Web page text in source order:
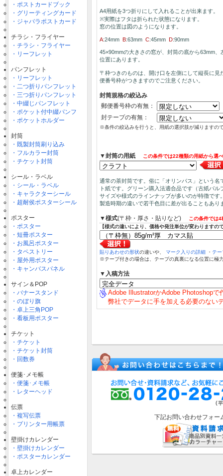
・ポストカードブック
・グリーティングカード
・ジャバラポストカード
チラシ・フライヤー
・チラシ・フライヤー
・リーフレット
パンフレット
・リーフレット
・二つ折りパンフレット
・三つ折りパンフレット
・中綴じパンフレット
・ポケット付中綴パンフ
・ポケットホルダー
封筒
・既製封筒刷り込み
・フルカラー封筒
・チケット封筒
シール・ラベル
・シール・ラベル
・キャラクターシール
・超耐侯ポスターシール
ポスター
・ポスター
・短冊ポスター
・お風呂ポスター
・タペストリー
・屋外用ポスター
・キャンバスパネル
サイン＆POP
・バナースタンド
・のぼり旗
・卓上三角POP
・看板用ポスター
チケット
・チケット
・チケット封筒
・回数券
便箋･メモ帳
・便箋･メモ帳
・レターヘッド
伝票
・複写伝票
・プリンター用帳票
壁掛けカレンダー
・壁掛けカレンダー
・ポスターカレンダー
卓上カレンダー
A4用紙を3つ折りにして入れることが出来ます。
※実際はフタは折られた状態になります。
窓の位置は図のようになります。
A:24mm B:63mm C:45mm D:90mm
45×90mmの大きさの窓が、封筒の底から63mm、
位置にあります。
〒枠つきのものは、開け口を左側にして縦長に見
便番号枠がつきますのでご注意ください。
封筒規格の絞込み
郵便番号枠の有無：
封テープの有無：
※条件の絞込みを行うと、用紙の選択肢が減りますの
▼封筒の用紙 この条件では22種類の用紙から選
通常の茶封筒です。俗に「オリンパス」という名
ト紙です。グリーン購入法適合品です（古紙パル
サイズや様式のラインナップが多いのが特徴です
製造時期の違いで若干色目に差が出ることもあり
▼様式(〒枠・厚さ・貼りなど)
この条件では
【様式の違いにより、価格や発注単位が変わります
貼りあわせの形状の違いや、 マーク入りの詳細 ・ テー
※テープ付きの場合は、テープの真裏になる位置に極
▼入稿方法
Adobe IllustratorかAdobe Photoshopで
弊社でデータに手を加える必要のない
下記お問い合わせフォー